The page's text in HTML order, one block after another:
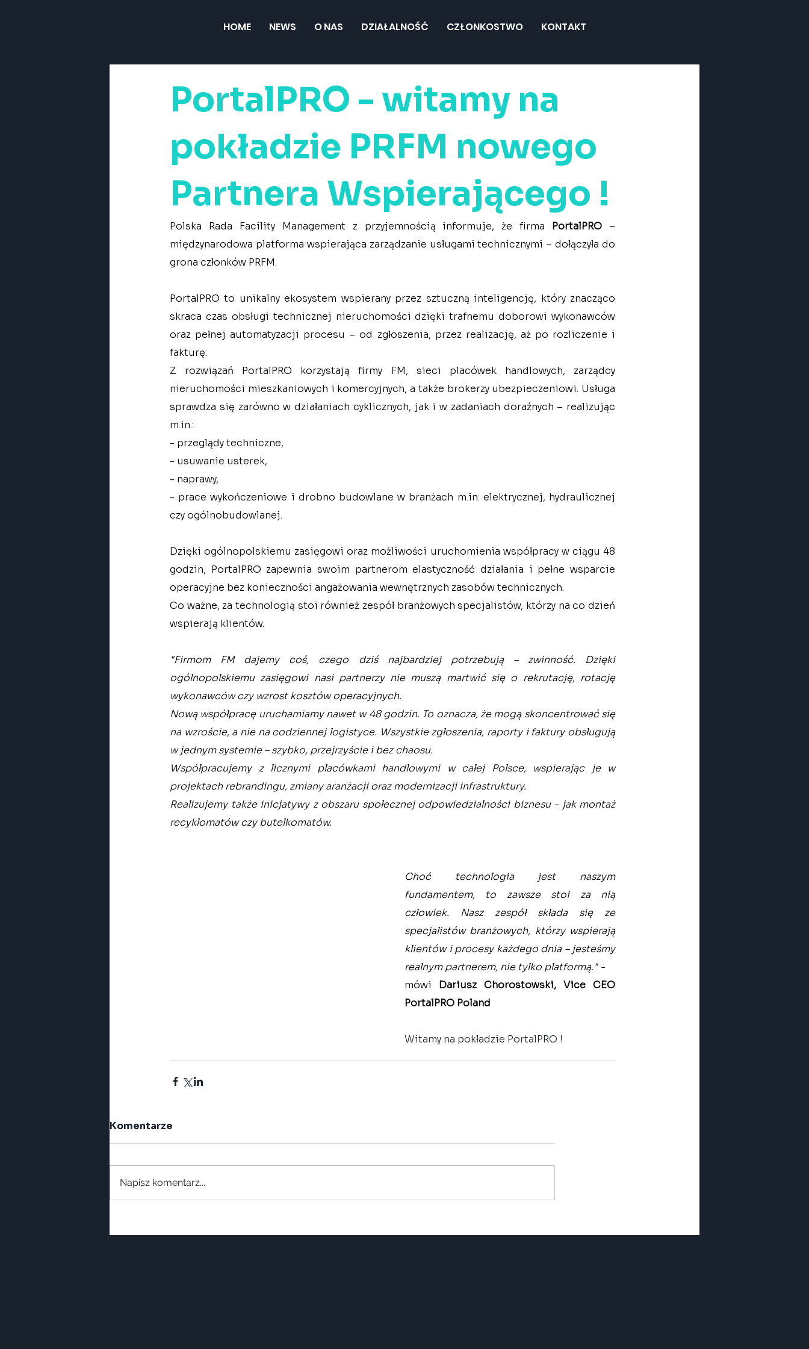
HOME NEWS O NAS DZIAŁALNOŚĆ CZŁONKOSTWO KONTAKT
PortalPRO - witamy na
pokładzie PRFM nowego
Partnera Wspierającego !
Polska Rada Facility Management z przyjemnością informuje, że firma PortalPRO –
międzynarodowa platforma wspierająca zarządzanie usługami technicznymi – dołączyła do
grona członków PRFM.
PortalPRO to unikalny ekosystem wspierany przez sztuczną inteligencję, który znacząco
skraca czas obsługi technicznej nieruchomości dzięki trafnemu doborowi wykonawców
oraz pełnej automatyzacji procesu – od zgłoszenia, przez realizację, aż po rozliczenie i
fakturę.
Z rozwiązań PortalPRO korzystają firmy FM, sieci placówek handlowych, zarządcy
nieruchomości mieszkaniowych i komercyjnych, a także brokerzy ubezpieczeniowi. Usługa
m.in.:
- przeglądy techniczne,
- usuwanie usterek,
- naprawy,
- prace wykończeniowe i drobno budowlane w branżach m.in: elektrycznej, hydraulicznej
czy ogólnobudowlanej.
Dzięki ogólnopolskiemu zasięgowi oraz możliwości uruchomienia współpracy w ciągu 48
godzin, PortalPRO zapewnia swoim partnerom elastyczność działania i pełne wsparcie
operacyjne bez konieczności angażowania wewnętrznych zasobów technicznych.
Co ważne, za technologią stoi również zespół branżowych specjalistów, którzy na co dzień
wspierają klientów.
"Firmom FM dajemy coś, czego dziś najbardziej potrzebują – zwinność. Dzięki
ogólnopolskiemu zasięgowi nasi partnerzy nie muszą martwić się o rekrutację, rotację
wykonawców czy wzrost kosztów operacyjnych.
Nową współpracę uruchamiamy nawet w 48 godzin. To oznacza, że mogą skoncentrować się
na wzroście, a nie na codziennej logistyce. Wszystkie zgłoszenia, raporty i faktury obsługują
w jednym systemie – szybko, przejrzyście i bez chaosu.
Współpracujemy z licznymi placówkami handlowymi w całej Polsce, wspierając je w
projektach rebrandingu, zmiany aranżacji oraz modernizacji infrastruktury.
Realizujemy także inicjatywy z obszaru społecznej odpowiedzialności biznesu – jak montaż
recyklomatów czy butelkomatów.
Choć technologia jest naszym
fundamentem, to zawsze stoi za nią
człowiek. Nasz zespół składa się ze
specjalistów branżowych, którzy wspierają
klientów i procesy każdego dnia – jesteśmy
realnym partnerem, nie tylko platformą." -
mówi Dariusz Chorostowski, Vice CEO
PortalPRO Poland
Witamy na pokładzie PortalPRO !
Komentarze
Napisz komentarz...